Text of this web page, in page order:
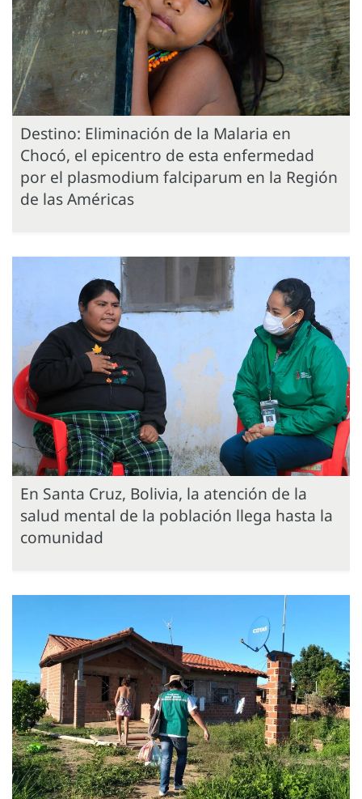
Destino: Eliminación de la Malaria en
Chocó, el epicentro de esta enfermedad
por el plasmodium falciparum en la Región
de las Américas
En Santa Cruz, Bolivia, la atención de la
salud mental de la población llega hasta la
comunidad